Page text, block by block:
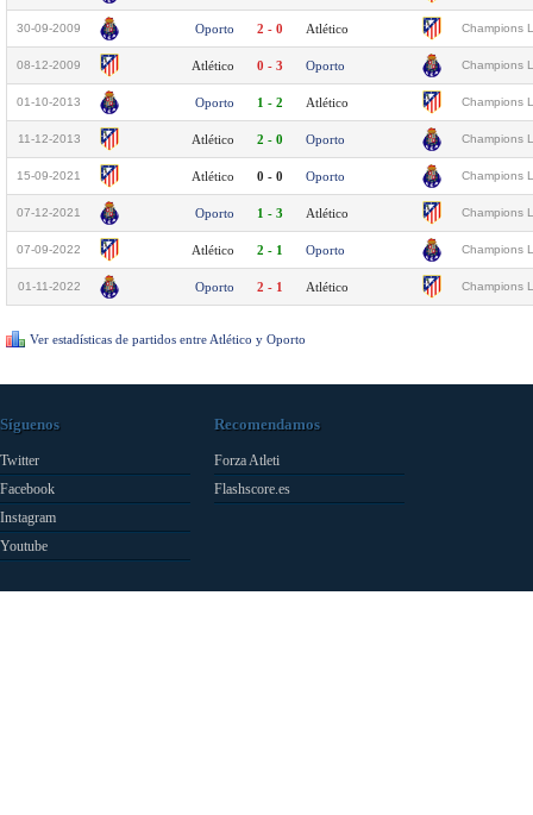
30-09-2009 Oporto 2 - 0 Atlético Champions
08-12-2009 Atlético 0 - 3 Oporto Champions
01-10-2013 Oporto 1 - 2 Atlético Champions
11-12-2013 Atlético 2 - 0 Oporto Champions
15-09-2021 Atlético 0 - 0 Oporto Champions
07-12-2021 Oporto 1 - 3 Atlético Champions
07-09-2022 Atlético 2 - 1 Oporto Champions
01-11-2022 Oporto 2 - 1 Atlético Champions
Ver estadísticas de partidos entre Atlético y Oporto
Síguenos
Twitter
Facebook
Instagram
Youtube
Recomendamos
Forza Atleti
Flashscore.es